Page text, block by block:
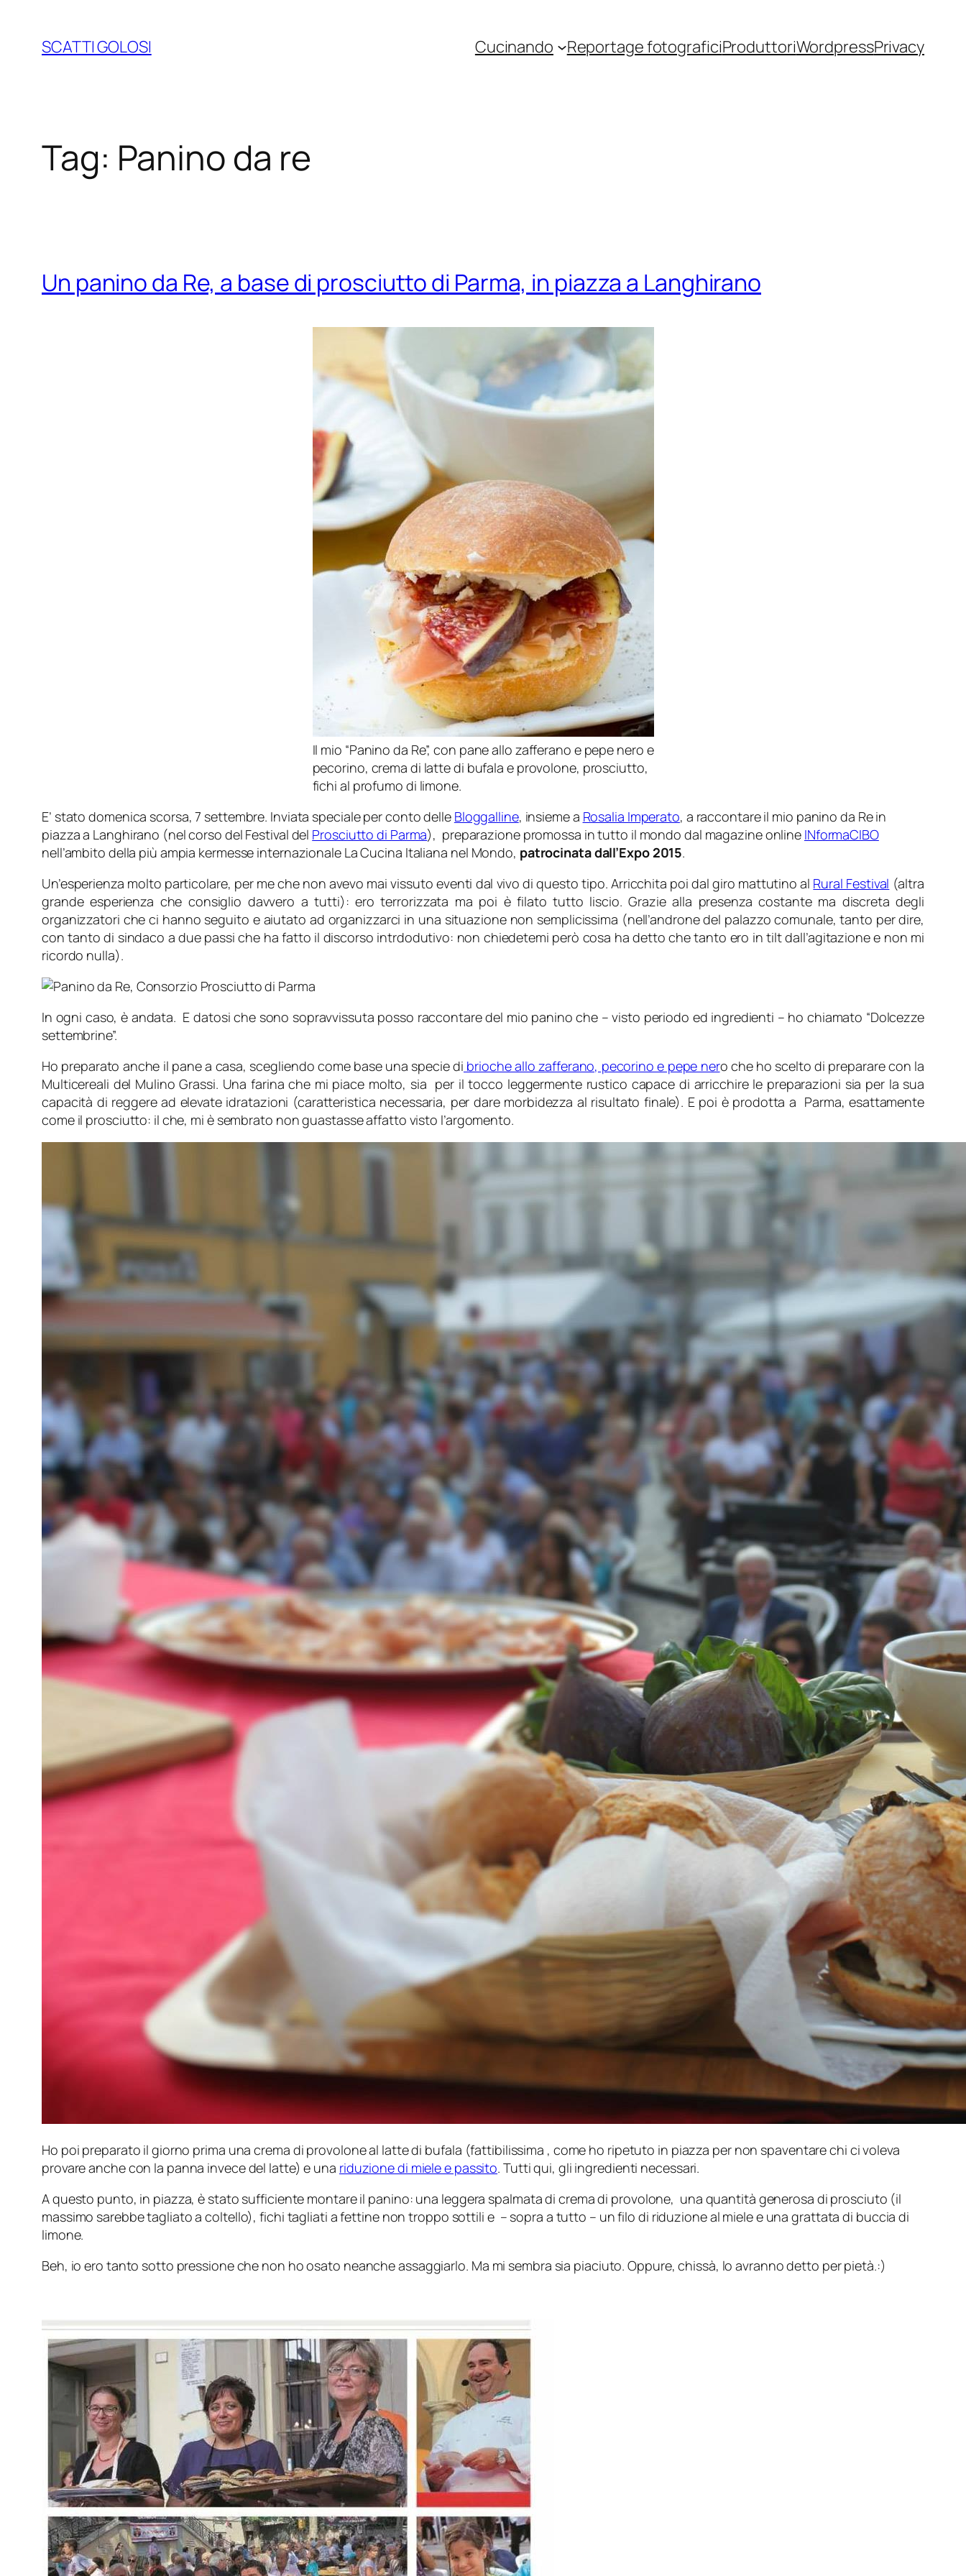
contenuto
SCATTI GOLOSI Cucinando Reportage fotograficiProduttoriWordpressPrivacy
Tag: Panino da re
Un panino da Re, a base di prosciutto di Parma, in piazza a Langhirano
Il mio “Panino da Re”, con pane allo zafferano e pepe nero e
pecorino, crema di latte di bufala e provolone, prosciutto,
fichi al profumo di limone.
E’ stato domenica scorsa, 7 settembre. Inviata speciale per conto delle Bloggalline, insieme a Rosalia Imperato, a raccontare il mio panino da Re in
piazza a Langhirano (nel corso del Festival del Prosciutto di Parma), preparazione promossa in tutto il mondo dal magazine online INformaCIBO
nell’ambito della più ampia kermesse internazionale La Cucina Italiana nel Mondo, patrocinata dall’Expo 2015.
Un’esperienza molto particolare, per me che non avevo mai vissuto eventi dal vivo di questo tipo. Arricchita poi dal giro mattutino al Rural Festival (altra
grande esperienza che consiglio davvero a tutti): ero terrorizzata ma poi è filato tutto liscio. Grazie alla presenza costante ma discreta degli
organizzatori che ci hanno seguito e aiutato ad organizzarci in una situazione non semplicissima (nell’androne del palazzo comunale, tanto per dire,
con tanto di sindaco a due passi che ha fatto il discorso intrdodutivo: non chiedetemi però cosa ha detto che tanto ero in tilt dall’agitazione e non mi
ricordo nulla).
In ogni caso, è andata. E datosi che sono sopravvissuta posso raccontare del mio panino che – visto periodo ed ingredienti – ho chiamato “Dolcezze
settembrine”.
Ho preparato anche il pane a casa, scegliendo come base una specie di brioche allo zafferano, pecorino e pepe nero che ho scelto di preparare con la
Multicereali del Mulino Grassi. Una farina che mi piace molto, sia per il tocco leggermente rustico capace di arricchire le preparazioni sia per la sua
capacità di reggere ad elevate idratazioni (caratteristica necessaria, per dare morbidezza al risultato finale). E poi è prodotta a Parma, esattamente
come il prosciutto: il che, mi è sembrato non guastasse affatto visto l’argomento.
Ho poi preparato il giorno prima una crema di provolone al latte di bufala (fattibilissima , come ho ripetuto in piazza per non spaventare chi ci voleva
provare anche con la panna invece del latte) e una riduzione di miele e passito. Tutti qui, gli ingredienti necessari.
A questo punto, in piazza, è stato sufficiente montare il panino: una leggera spalmata di crema di provolone, una quantità generosa di prosciuto (il
massimo sarebbe tagliato a coltello), fichi tagliati a fettine non troppo sottili e – sopra a tutto – un filo di riduzione al miele e una grattata di buccia di
limone.
Beh, io ero tanto sotto pressione che non ho osato neanche assaggiarlo. Ma mi sembra sia piaciuto. Oppure, chissà, lo avranno detto per pietà.:)